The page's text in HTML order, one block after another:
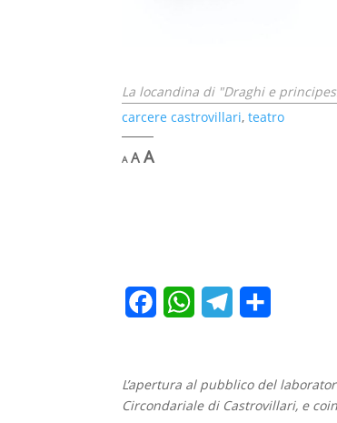
La locandina di "Draghi e
carcere castrovillari,teatro
A
Decrease
font
A Reset
AIncrease
e
W
t
e
d
L’apertura al pubblico del
Circondariale di Castrovillari, e